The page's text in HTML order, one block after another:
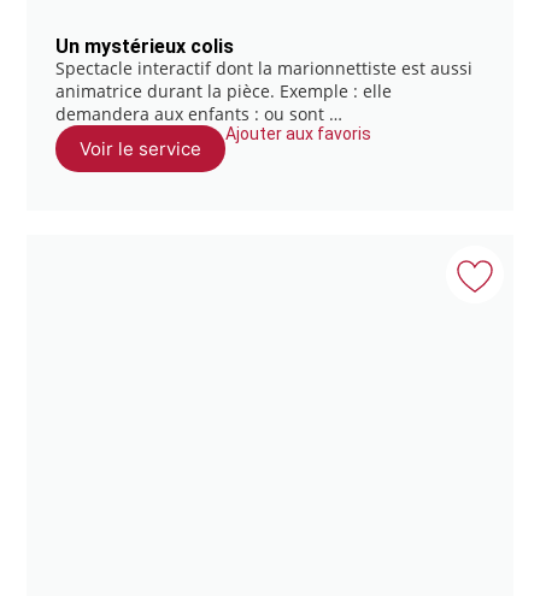
Un mystérieux colis
Spectacle interactif dont la marionnettiste est aussi
animatrice durant la pièce. Exemple : elle
demandera aux enfants : ou sont …
Voir le service
Ajouter aux favoris